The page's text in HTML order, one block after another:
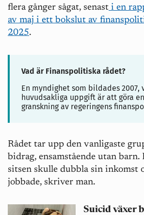
flera gånger sågat, senast i en
av maj i ett bokslut av
2025.
Vad är Finanspolitiska rådet?
En myndighet som bildades 2007,
huvudsakliga uppgift är att göra
granskning av regeringens
Rådet tar upp den vanligaste
bidrag, ensamstående utan barn.
sitsen skulle dubbla sin inkomst
jobbade, skriver man.
Suicid växer